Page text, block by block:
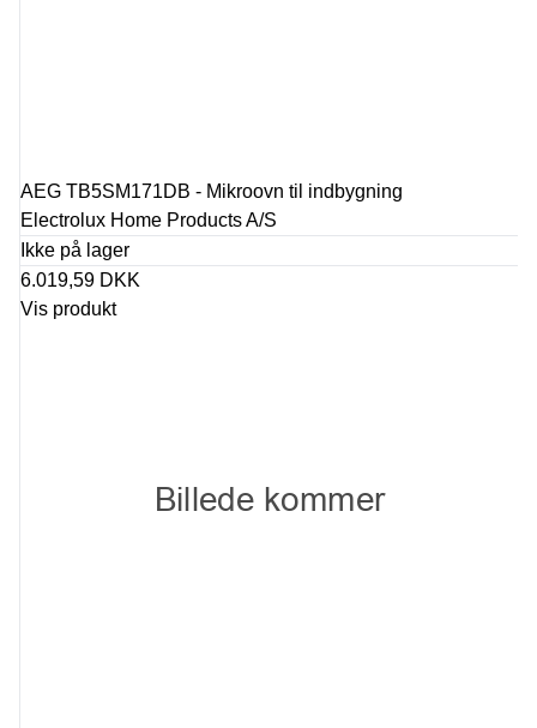
AEG TB5SM171DB - Mikroovn til indbygning
Electrolux Home Products A/S
Ikke på lager
6.019,59 DKK
Vis produkt